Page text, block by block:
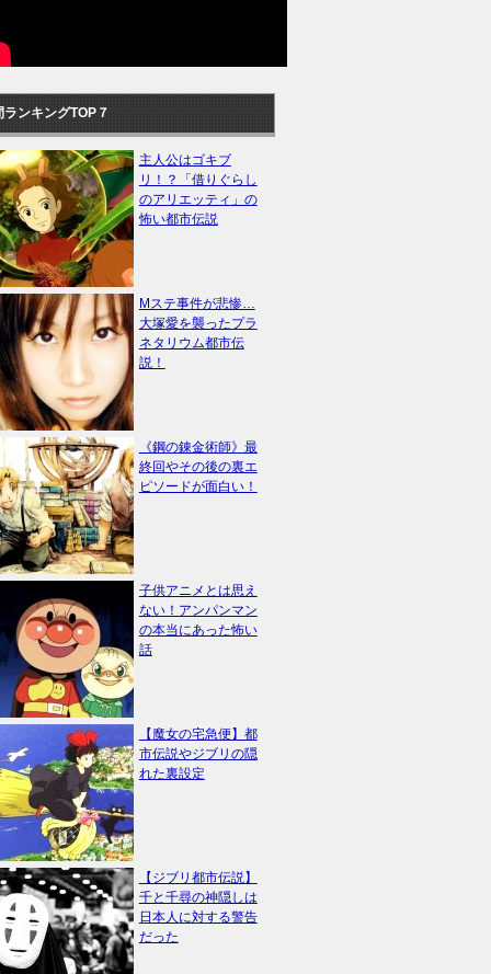
ランキングTOP７
主人公はゴキブ
リ！？「借りぐらし
のアリエッティ」の
怖い都市伝説
Mステ事件が悲惨…
大塚愛を襲ったプラ
ネタリウム都市伝
説！
《鋼の錬金術師》最
終回やその後の裏エ
ピソードが面白い！
子供アニメとは思え
ない！アンパンマン
の本当にあった怖い
話
【魔女の宅急便】都
市伝説やジブリの隠
れた裏設定
【ジブリ都市伝説】
千と千尋の神隠しは
日本人に対する警告
だった